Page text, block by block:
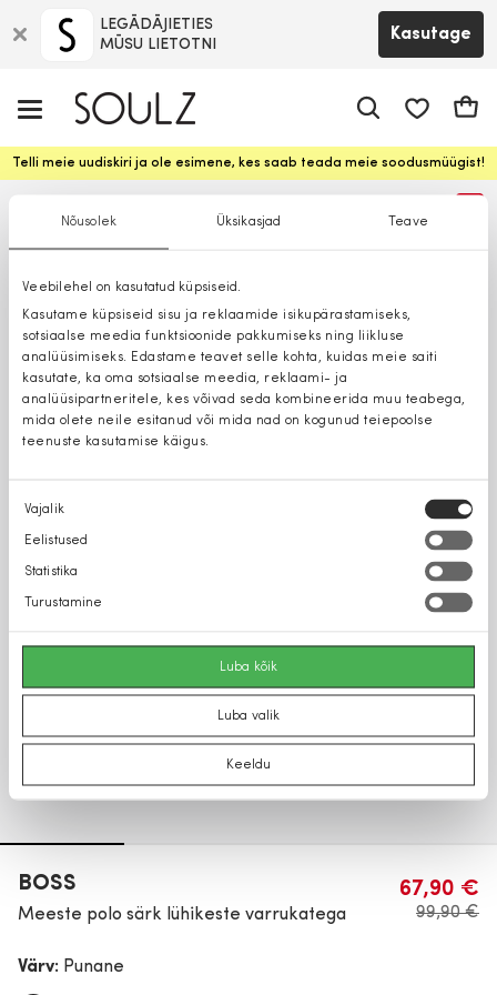
Nõusolek Üksikasjad Teave
Veebilehel on kasutatud küpsiseid.
Kasutame küpsiseid sisu ja reklaamide isikupärastamiseks,
sotsiaalse meedia funktsioonide pakkumiseks ning liikluse
analüüsimiseks. Edastame teavet selle kohta, kuidas meie saiti
kasutate, ka oma sotsiaalse meedia, reklaami- ja
analüüsipartneritele, kes võivad seda kombineerida muu teabega,
mida olete neile esitanud või mida nad on kogunud teiepoolse
teenuste kasutamise käigus.
Nõusoleku
valik
Vajalik
Eelistused
Statistika
Turustamine
Luba kõik
Luba valik
Keeldu
LEGĀDĀJIETIES
MŪSU LIETOTNI
Kasutage
Telli meie uudiskiri ja ole esimene, kes saab teada meie soodusmüügist!
BOSS
Meeste polo särk lühikeste varrukatega
67,90 €
99,90 €
Värv: Punane